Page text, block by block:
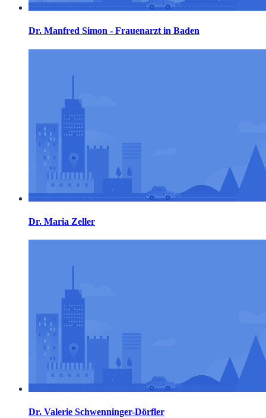
Dr. Manfred Simon - Frauenarzt in Baden
Dr. Maria Zeller
Dr. Valerie Schwenninger-Dörfler